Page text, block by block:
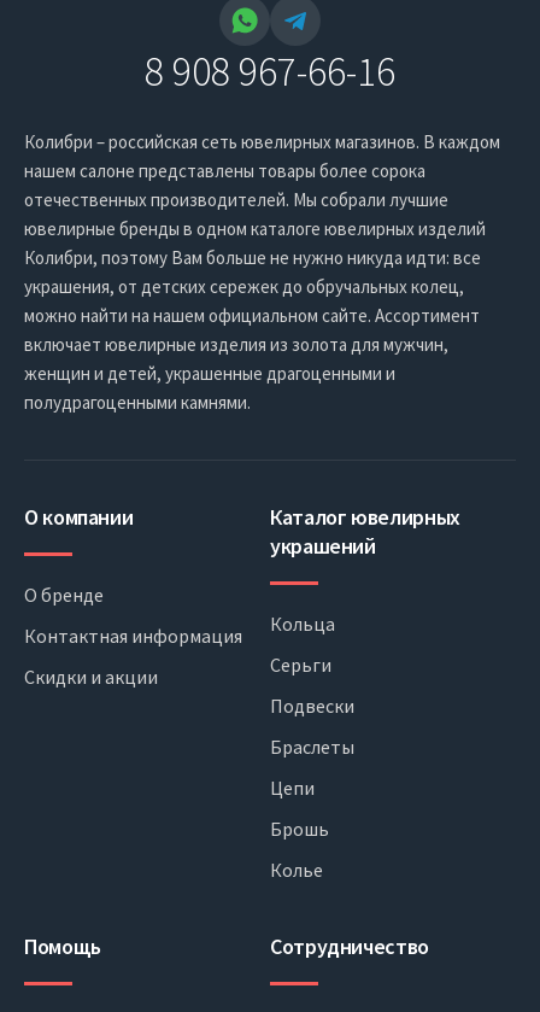
8 908 967-66-16
Колибри – российская сеть ювелирных магазинов. В каждом
нашем салоне представлены товары более сорока
отечественных производителей. Мы собрали лучшие
ювелирные бренды в одном каталоге ювелирных изделий
Колибри, поэтому Вам больше не нужно никуда идти: все
украшения, от детских сережек до обручальных колец,
можно найти на нашем официальном сайте. Ассортимент
включает ювелирные изделия из золота для мужчин,
женщин и детей, украшенные драгоценными и
полудрагоценными камнями.
О компании
О бренде
Контактная информация
Скидки и акции
Каталог ювелирных
украшений
Кольца
Серьги
Подвески
Браслеты
Цепи
Брошь
Колье
Помощь Сотрудничество